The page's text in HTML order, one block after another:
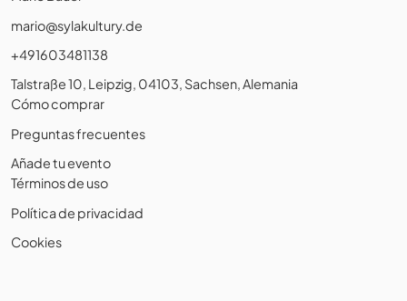
mario@sylakultury.de
+491603481138
Talstraße 10, Leipzig, 04103, Sachsen, Alemania
Cómo comprar
Preguntas frecuentes
Añade tu evento
Términos de uso
Política de privacidad
Cookies